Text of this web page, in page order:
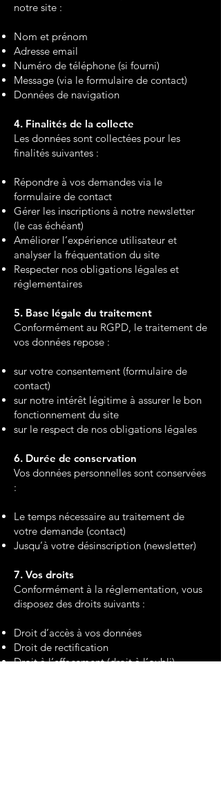
notre site :
Nom et prénom
Adresse email
Numéro de téléphone (si fourni)
Message (via le formulaire de contact)
Données de navigation
4. Finalités de la collecte
Les données sont collectées pour les
finalités suivantes :
Répondre à vos demandes via le
formulaire de contact
Gérer les inscriptions à notre newsletter
(le cas échéant)
Améliorer l’expérience utilisateur et
analyser la fréquentation du site
Respecter nos obligations légales et
réglementaires
5. Base légale du traitement
Conformément au RGPD, le traitement de
vos données repose :
sur votre consentement (formulaire de
contact)
sur notre intérêt légitime à assurer le bon
fonctionnement du site
sur le respect de nos obligations légales
6. Durée de conservation
Vos données personnelles sont conservées
:
Le temps nécessaire au traitement de
votre demande (contact)
Jusqu’à votre désinscription (newsletter)
7. Vos droits
Conformément à la réglementation, vous
disposez des droits suivants :
Droit d’accès à vos données
Droit de rectification
Droit à l’effacement (droit à l’oubli)